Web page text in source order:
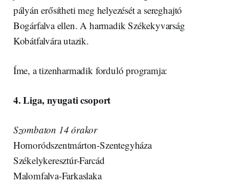
pályán erősítheti meg helyezését a sereghajtó
Bogárfalva ellen. A harmadik Székekyvarság
Kobátfalvára utazik.
Íme, a tizenharmadik forduló programja:
4. Liga, nyugati csoport
Szombaton 14 órakor
Homoródszentmárton-Szentegyháza
Székelykeresztúr-Farcád
Malomfalva-Farkaslaka